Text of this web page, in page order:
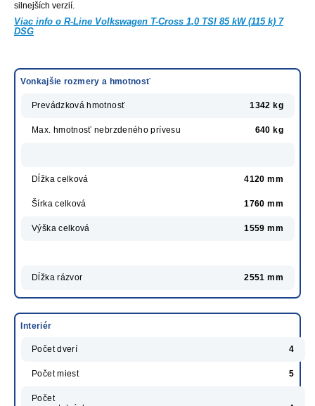
silnejších verzií.
Viac info o R-Line Volkswagen T-Cross 1,0 TSI 85 kW (115 k) 7
DSG
Vonkajšie rozmery a hmotnosť
Prevádzková hmotnosť 1342 kg
Max. hmotnosť nebrzdeného prívesu 640 kg
Dĺžka celková 4120 mm
Šírka celková 1760 mm
Výška celková 1559 mm
Dĺžka rázvor 2551 mm
Interiér
Počet dverí 4
Počet miest 5
Počet